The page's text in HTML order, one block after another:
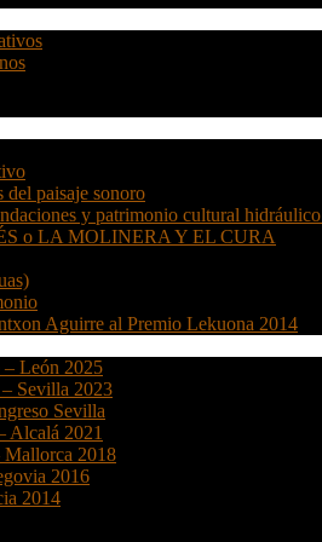
del paisaje sonoro
y patrimonio cultural
o LA MOLINERA Y EL CURA
Aguirre al Premio Lekuona 2014
León 2025
Sevilla 2023
Sevilla
Alcalá 2021
2018
2016
2014